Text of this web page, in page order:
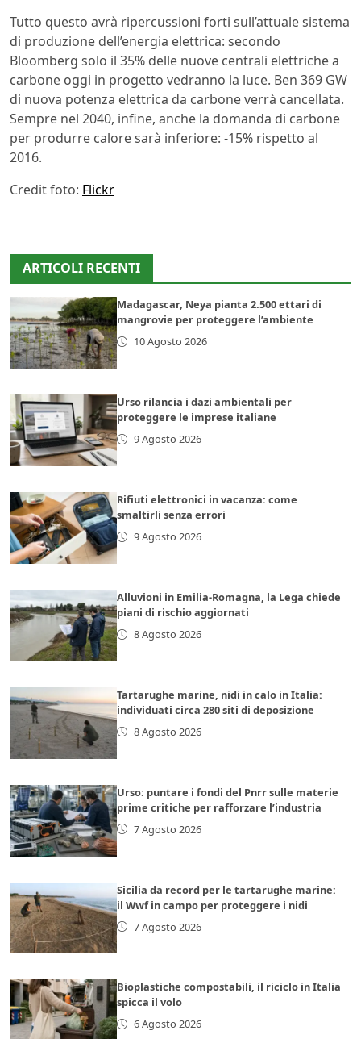
Tutto questo avrà ripercussioni forti sull’attuale sistema
di produzione dell’energia elettrica: secondo
Bloomberg solo il 35% delle nuove centrali elettriche a
carbone oggi in progetto vedranno la luce. Ben 369 GW
di nuova potenza elettrica da carbone verrà cancellata.
Sempre nel 2040, infine, anche la domanda di carbone
per produrre calore sarà inferiore: -15% rispetto al
2016.
Credit foto: Flickr
ARTICOLI RECENTI
Madagascar, Neya pianta 2.500 ettari di
mangrovie per proteggere l’ambiente
10 Agosto 2026
Urso rilancia i dazi ambientali per
proteggere le imprese italiane
9 Agosto 2026
Rifiuti elettronici in vacanza: come
smaltirli senza errori
9 Agosto 2026
Alluvioni in Emilia-Romagna, la Lega chiede
piani di rischio aggiornati
8 Agosto 2026
Tartarughe marine, nidi in calo in Italia:
individuati circa 280 siti di deposizione
8 Agosto 2026
Urso: puntare i fondi del Pnrr sulle materie
prime critiche per rafforzare l’industria
7 Agosto 2026
Sicilia da record per le tartarughe marine:
il Wwf in campo per proteggere i nidi
7 Agosto 2026
Bioplastiche compostabili, il riciclo in Italia
spicca il volo
6 Agosto 2026